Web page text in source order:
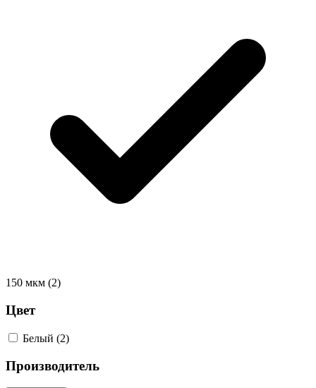
150 мкм (2)
Цвет
Белый (2)
Производитель